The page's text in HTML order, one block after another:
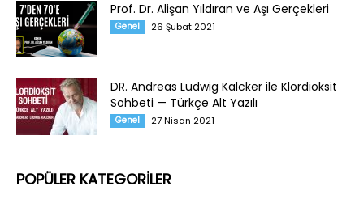
Prof. Dr. Alişan Yıldıran ve Aşı Gerçekleri
Genel 26 Şubat 2021
DR. Andreas Ludwig Kalcker ile Klordioksit
Sohbeti — Türkçe Alt Yazılı
Genel 27 Nisan 2021
POPÜLER KATEGORİLER